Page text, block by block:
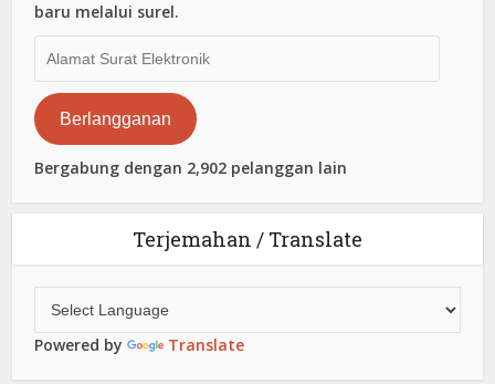
baru melalui surel.
Surat
Elektronik
Berlangganan
Bergabung dengan 2,902 pelanggan lain
Terjemahan / Translate
Powered by Translate